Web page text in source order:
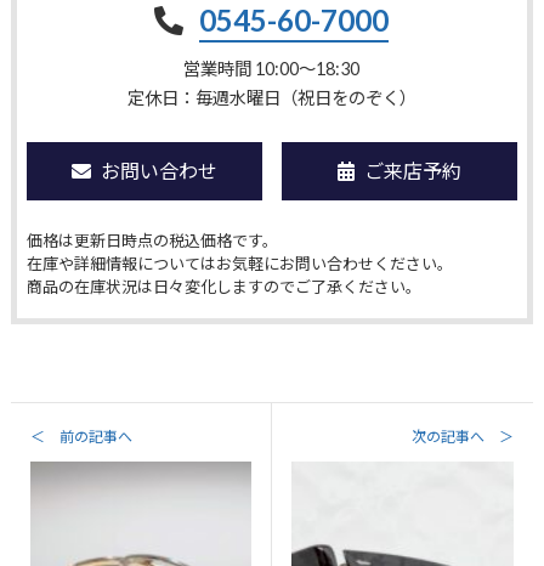
0545-60-7000
営業時間 10:00〜18:30
定休日：毎週水曜日（祝日をのぞく）
お問い合わせ ご来店予約
価格は更新日時点の税込価格です。
在庫や詳細情報についてはお気軽にお問い合わせください。
商品の在庫状況は日々変化しますのでご了承ください。
＜ 前の記事へ 次の記事へ ＞